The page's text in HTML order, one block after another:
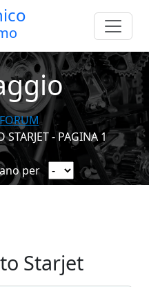
STARJET - PAGINA 1
per
Starjet